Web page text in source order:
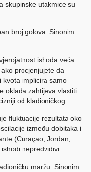
skupinske utakmice su
broj golova. Sinonim
ishoda veća
procjenjujete da
kvota implicira samo
oklada zahtijeva vlastiti
od kladioničkog.
fluktuacije rezultata oko
između dobitaka i
(Curaçao, Jordan,
nepredvidivi.
maržu. Sinonim